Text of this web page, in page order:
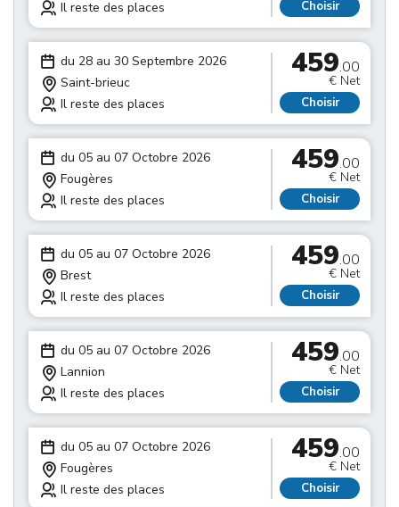
Il reste des places
Choisir
du 28 au 30 Septembre 2026
Saint-brieuc
Il reste des places
459.00
€ Net
Choisir
du 05 au 07 Octobre 2026
Fougères
Il reste des places
459.00
€ Net
Choisir
du 05 au 07 Octobre 2026
Brest
Il reste des places
459.00
€ Net
Choisir
du 05 au 07 Octobre 2026
Lannion
Il reste des places
459.00
€ Net
Choisir
du 05 au 07 Octobre 2026
Fougères
Il reste des places
459.00
€ Net
Choisir